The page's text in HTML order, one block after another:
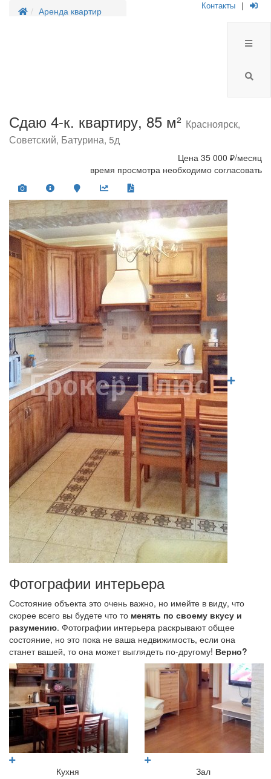
Аренда квартир Контакты |
Сдаю 4-к. квартиру, 85 м² Красноярск,
Советский, Батурина, 5д
Цена 35 000 ₽/месяц
время просмотра необходимо согласовать
Фотографии интерьера
Состояние объекта это очень важно, но имейте в виду, что
скорее всего вы будете что то менять по своему вкусу и
разумению. Фотографии интерьера раскрывают общее
состояние, но это пока не ваша недвижимость, если она
станет вашей, то она может выглядеть по-другому! Верно?
Кухня Зал